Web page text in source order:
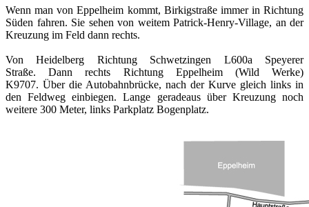
Wenn man von Eppelheim kommt, Birkigstraße immer in Richtung
Süden fahren. Sie sehen von weitem Patrick-Henry-Village, an der
Kreuzung im Feld dann rechts.
Von Heidelberg Richtung Schwetzingen L600a Speyerer
Straße. Dann rechts Richtung Eppelheim (Wild Werke)
K9707. Über die Autobahnbrücke, nach der Kurve gleich links in
den Feldweg einbiegen. Lange geradeaus über Kreuzung noch
weitere 300 Meter, links Parkplatz Bogenplatz.